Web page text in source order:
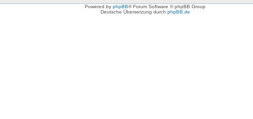
Powered by phpBB® Forum Software © phpBB Group
Deutsche Übersetzung durch phpBB.de